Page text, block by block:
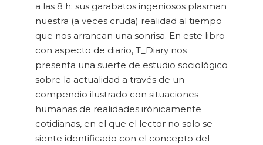
a las 8 h: sus garabatos ingeniosos plasman
nuestra (a veces cruda) realidad al tiempo
que nos arrancan una sonrisa. En este libro
con aspecto de diario, T_Diary nos
presenta una suerte de estudio sociológico
sobre la actualidad a través de un
compendio ilustrado con situaciones
humanas de realidades irónicamente
cotidianas, en el que el lector no solo se
siente identificado con el concepto del